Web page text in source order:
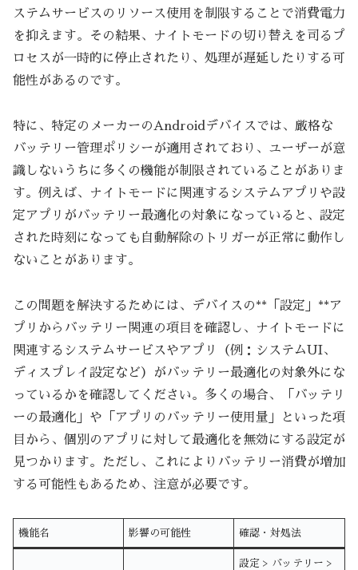
ステムサービスのリソース使用を制限することで消費電力
を抑えます。その結果、ナイトモードの切り替えを司るプ
ロセスが一時的に停止されたり、処理が遅延したりする可
能性があるのです。
特に、特定のメーカーのAndroidデバイスでは、厳格な
バッテリー管理ポリシーが適用されており、ユーザーが意
識しないうちに多くの機能が制限されていることがありま
す。例えば、ナイトモードに関連するシステムアプリや設
定アプリがバッテリー最適化の対象になっていると、設定
された時刻になっても自動解除のトリガーが正常に動作し
ないことがあります。
この問題を解決するためには、デバイスの**「設定」**ア
プリからバッテリー関連の項目を確認し、ナイトモードに
関連するシステムサービスやアプリ（例：システムUI、
ディスプレイ設定など）がバッテリー最適化の対象外にな
っているかを確認してください。多くの場合、「バッテリ
ーの最適化」や「アプリのバッテリー使用量」といった項
目から、個別のアプリに対して最適化を無効にする設定が
見つかります。ただし、これによりバッテリー消費が増加
する可能性もあるため、注意が必要です。
機能名 影響の可能性 確認・対処法
設定 > バッテリー >